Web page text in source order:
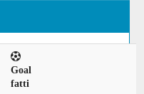
Goal
fatti